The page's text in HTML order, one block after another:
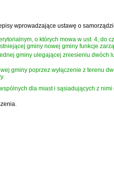
wprowadzające ustawę o
o których mowa w ust. 4, do
gminy nowej gminy funkcje
gminy ulegającej zniesieniu dwóch
gminy poprzez wyłączenie z terenu
dla miast i sąsiadujących z